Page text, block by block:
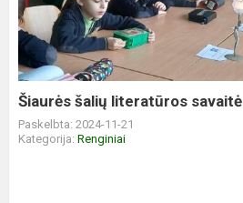
savaitė
Šiaurės šalių literatūros savaitė
Paskelbta: 2024-11-21
Kategorija: Renginiai